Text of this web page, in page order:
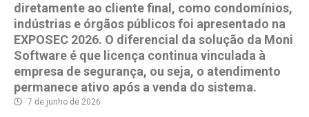
diretamente ao cliente final, como condomínios,
indústrias e órgãos públicos foi apresentado na
EXPOSEC 2026. O diferencial da solução da Moni
Software é que licença continua vinculada à
empresa de segurança, ou seja, o atendimento
permanece ativo após a venda do sistema.
7 de junho de 2026